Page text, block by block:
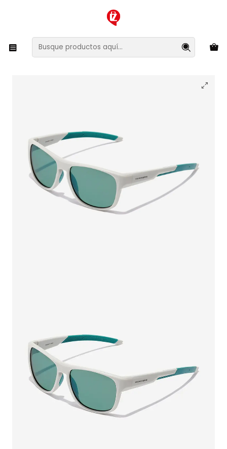
XMAS SALE ¡Compra antes de que la oferta termine!
Lentes y Accesorios Lentes de Sol
Lentes de Sol Hawkers Grip HGRI24HET0